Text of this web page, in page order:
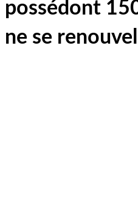
possédont
ne se